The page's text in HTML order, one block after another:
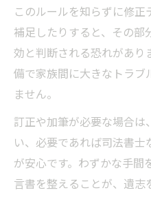
このルールを知らずに修
補足したりすると、その
効と判断される恐れがあり
備で家族間に大きなトラブ
ません。
訂正や加筆が必要な場合
い、必要であれば司法書
が安心です。わずかな手間
言書を整えることが、遺志